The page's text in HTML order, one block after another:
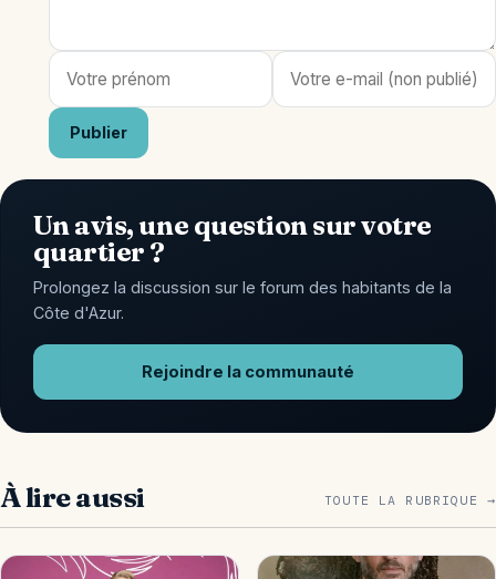
Publier
Un avis, une question sur votre
quartier ?
Prolongez la discussion sur le forum des habitants de la
Côte d'Azur.
Rejoindre la communauté
À lire aussi TOUTE LA RUBRIQUE →